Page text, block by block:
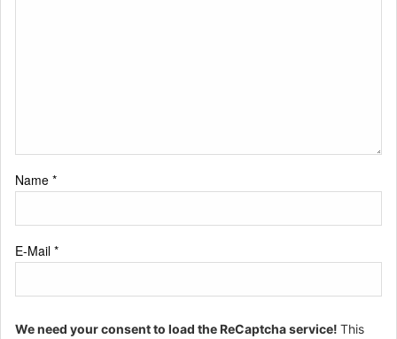
Name *
E-Mail *
We need your consent to load the ReCaptcha service! This